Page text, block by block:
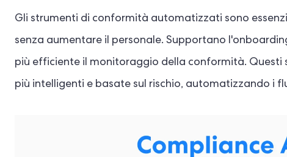
Gli strumenti di conformità automatizzati sono
senza aumentare il personale. Supportano
più efficiente il monitoraggio della conformità. Questi
più intelligenti e basate sul rischio, automatizzando i